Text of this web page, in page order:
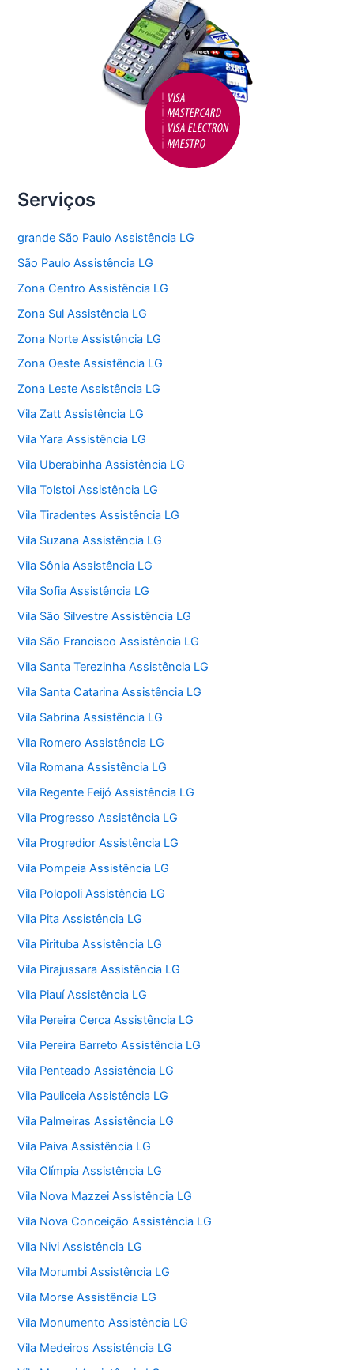
Serviços
grande São Paulo Assistência LG
São Paulo Assistência LG
Zona Centro Assistência LG
Zona Sul Assistência LG
Zona Norte Assistência LG
Zona Oeste Assistência LG
Zona Leste Assistência LG
Vila Zatt Assistência LG
Vila Yara Assistência LG
Vila Uberabinha Assistência LG
Vila Tolstoi Assistência LG
Vila Tiradentes Assistência LG
Vila Suzana Assistência LG
Vila Sônia Assistência LG
Vila Sofia Assistência LG
Vila São Silvestre Assistência LG
Vila São Francisco Assistência LG
Vila Santa Terezinha Assistência LG
Vila Santa Catarina Assistência LG
Vila Sabrina Assistência LG
Vila Romero Assistência LG
Vila Romana Assistência LG
Vila Regente Feijó Assistência LG
Vila Progresso Assistência LG
Vila Progredior Assistência LG
Vila Pompeia Assistência LG
Vila Polopoli Assistência LG
Vila Pita Assistência LG
Vila Pirituba Assistência LG
Vila Pirajussara Assistência LG
Vila Piauí Assistência LG
Vila Pereira Cerca Assistência LG
Vila Pereira Barreto Assistência LG
Vila Penteado Assistência LG
Vila Pauliceia Assistência LG
Vila Palmeiras Assistência LG
Vila Paiva Assistência LG
Vila Olímpia Assistência LG
Vila Nova Mazzei Assistência LG
Vila Nova Conceição Assistência LG
Vila Nivi Assistência LG
Vila Morumbi Assistência LG
Vila Morse Assistência LG
Vila Monumento Assistência LG
Vila Medeiros Assistência LG